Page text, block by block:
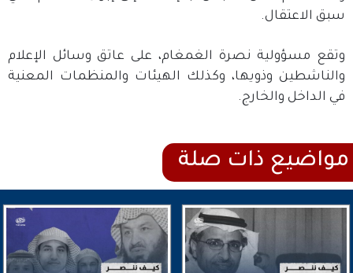
سبق الاعتقال.
وتقع مسؤولية نصرة الغمغام، على عاتق وسائل الإعلام
والناشطين وذويها، وكذلك الهيئات والمنظمات المعنية
في الداخل والخارج.